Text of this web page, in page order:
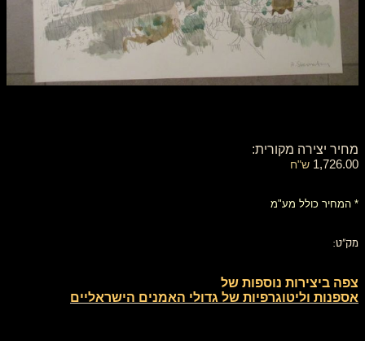
מחיר יצירה מקורית:
1,726.00 ש"ח
* המחיר כולל מע"מ
מק"ט:
צפה ביצירות נוספות של
אספנות וליטוגרפיות של גדולי האמנים הישראליים